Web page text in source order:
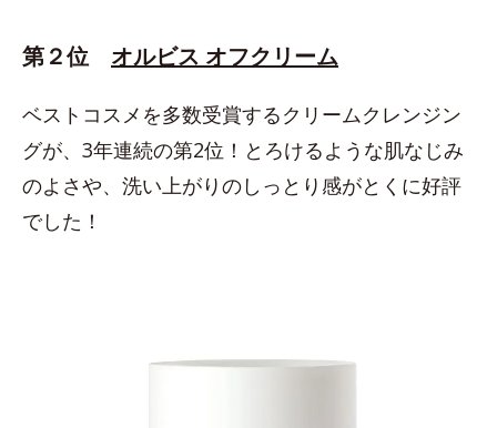
第２位 オルビス オフクリーム
ベストコスメを多数受賞するクリームクレンジン
グが、3年連続の第2位！とろけるような肌なじみ
のよさや、洗い上がりのしっとり感がとくに好評
でした！